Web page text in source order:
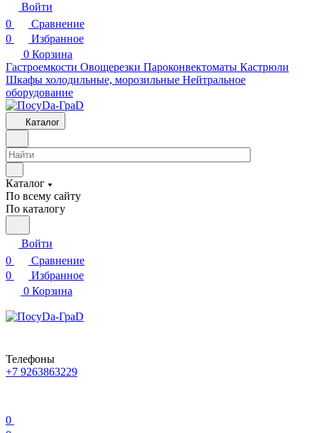
Войти
0
Сравнение
0
Избранное
0 Корзина
Гастроемкости Овощерезки Пароконвектоматы Кастрюли
Шкафы холодильные, морозильные Нейтральное
оборудование
Каталог
Каталог
По всему сайту
По каталогу
Войти
0
Сравнение
0
Избранное
0 Корзина
Телефоны
+7 9263863229
0